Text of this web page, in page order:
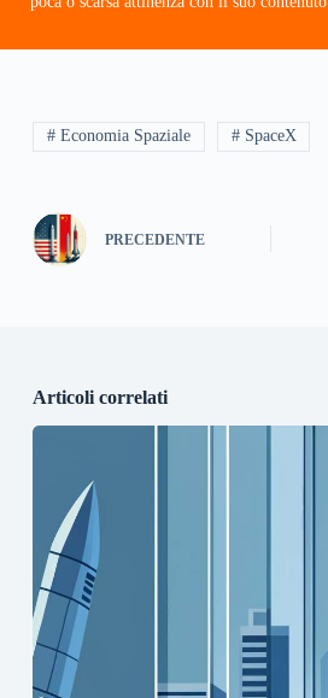
# Economia Spaziale # SpaceX
PRECEDENTE
Articoli correlati